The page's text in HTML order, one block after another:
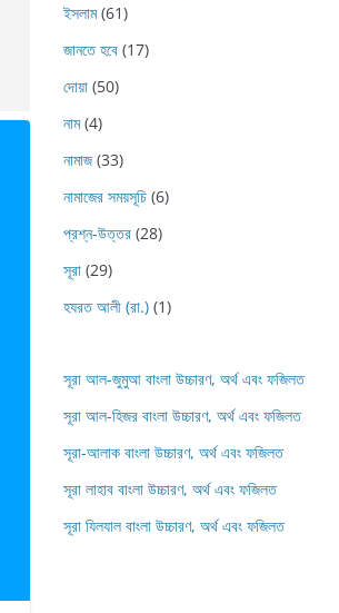
ইসলাম(61)
জানতে হবে (17)
দোয়া (50)
নাম(4)
নামাজ(33)
নামাজের সময়সূচি (6)
প্রশ্ন-উত্তর (28)
সূরা (29)
হযরত আলী (রা.) (1)
সূরা আল-জুমুআ বাংলা উচ্চারণ, অর্থ এবং ফজিলত
সূরা আল-হিজর বাংলা উচ্চারণ, অর্থ এবং ফজিলত
সূরা-আলাক বাংলা উচ্চারণ, অর্থ এবং ফজিলত
সূরা লাহাব‌‌‌ বাংলা উচ্চারণ, অর্থ এবং ফজিলত
সূরা যিলযাল বাংলা উচ্চারণ, অর্থ এবং ফজিলত